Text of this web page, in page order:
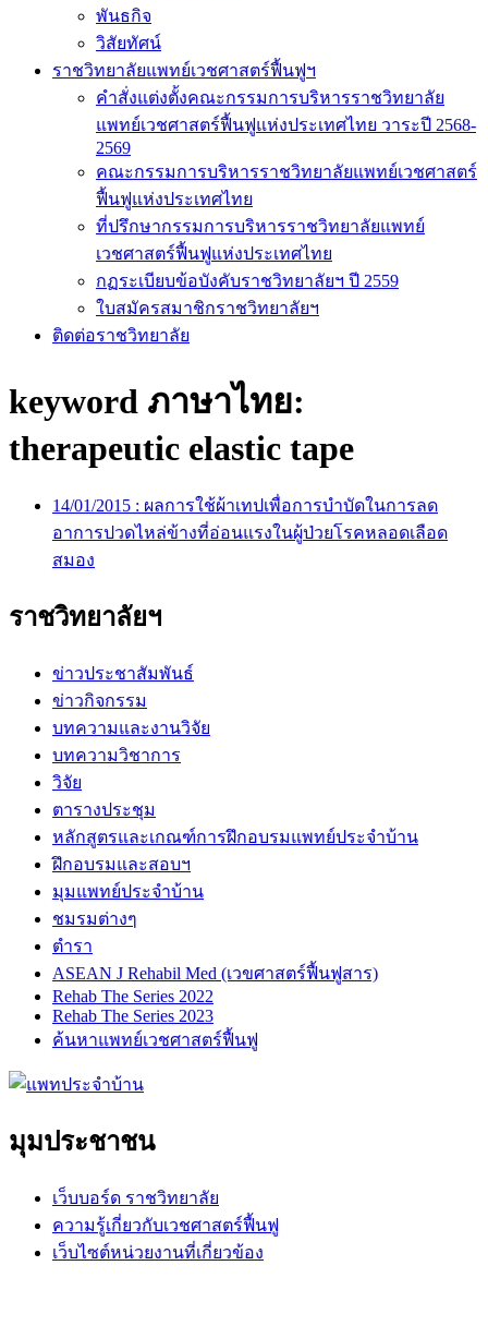
พันธกิจ
วิสัยทัศน์
ราชวิทยาลัยแพทย์เวชศาสตร์ฟื้นฟูฯ
คำสั่งแต่งตั้งคณะกรรมการบริหารราชวิทยาลัย
แพทย์เวชศาสตร์ฟื้นฟูแห่งประเทศไทย วาระปี 2568-
2569
คณะกรรมการบริหารราชวิทยาลัยแพทย์เวชศาสตร์
ฟื้นฟูแห่งประเทศไทย
ที่ปรึกษากรรมการบริหารราชวิทยาลัยแพทย์
เวชศาสตร์ฟื้นฟูแห่งประเทศไทย
กฏระเบียบข้อบังคับราชวิทยาลัยฯ ปี 2559
ใบสมัครสมาชิกราชวิทยาลัยฯ
ติดต่อราชวิทยาลัย
keyword ภาษาไทย:
therapeutic elastic tape
14/01/2015 : ผลการใช้ผ้าเทปเพื่อการบำบัดในการลด
อาการปวดไหล่ข้างที่อ่อนแรงในผู้ป่วยโรคหลอดเลือด
สมอง
ราชวิทยาลัยฯ
ข่าวประชาสัมพันธ์
ข่าวกิจกรรม
บทความและงานวิจัย
บทความวิชาการ
วิจัย
ตารางประชุม
หลักสูตรและเกณฑ์การฝึกอบรมแพทย์ประจำบ้าน
ฝึกอบรมและสอบฯ
มุมแพทย์ประจำบ้าน
ชมรมต่างๆ
ตำรา
ASEAN J Rehabil Med (เวขศาสตร์ฟื้นฟูสาร)
Rehab The Series 2022
Rehab The Series 2023
ค้นหาแพทย์เวชศาสตร์ฟื้นฟู
มุมประชาชน
เว็บบอร์ด ราชวิทยาลัย
ความรู้เกี่ยวกับเวชศาสตร์ฟื้นฟู
เว็บไซต์หน่วยงานที่เกี่ยวข้อง